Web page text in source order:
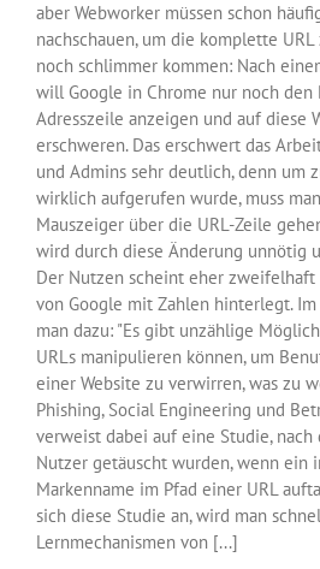
aber Webworker müssen schon
nachschauen, um die komplette
noch schlimmer kommen: Nach
will Google in Chrome nur noch den
Adresszeile anzeigen und auf diese
erschweren. Das erschwert das
und Admins sehr deutlich, denn um
wirklich aufgerufen wurde, muss
Mauszeiger über die URL-Zeile
wird durch diese Änderung unnötig
Der Nutzen scheint eher
von Google mit Zahlen hinterlegt.
man dazu: "Es gibt unzählige
URLs manipulieren können, um
einer Website zu verwirren, was zu
Phishing, Social Engineering und
verweist dabei auf eine Studie, nach
Nutzer getäuscht wurden, wenn ein
Markenname im Pfad einer URL
sich diese Studie an, wird man
Lernmechanismen von [...]